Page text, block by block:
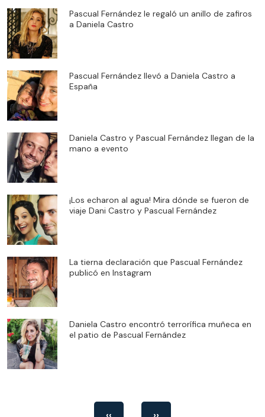
Pascual Fernández le regaló un anillo de zafiros
a Daniela Castro
Pascual Fernández llevó a Daniela Castro a
España
Daniela Castro y Pascual Fernández llegan de la
mano a evento
¡Los echaron al agua! Mira dónde se fueron de
viaje Dani Castro y Pascual Fernández
La tierna declaración que Pascual Fernández
publicó en Instagram
Daniela Castro encontró terrorífica muñeca en
el patio de Pascual Fernández